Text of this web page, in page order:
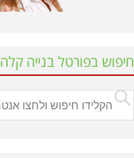
חיפוש בפורטל בנייה קלה